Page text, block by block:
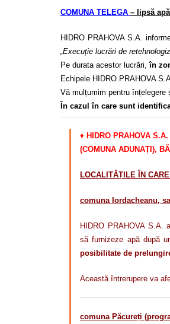
COMUNA TELEGA – lipsă
HIDRO PRAHOVA S.A.
„Execuție lucrări de
Pe durata acestor lucrări,în
Echipele HIDRO PRAHOVA
Vă mulțumim pentru
În cazul în care sunt
♦ HIDRO PRAHOVA
(COMUNA ADUNAȚI),
LOCALITĂȚILE ÎN
comuna Iordacheanu,
HIDRO PRAHOVA
săfurnizeze apă după
posibilitate de
Această întrerupere va
comuna Păcureți